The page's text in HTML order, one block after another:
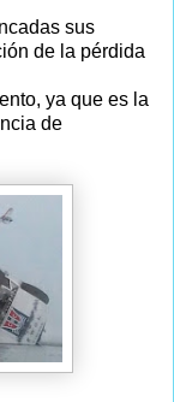
sus
de la pérdida
ya que es la
de